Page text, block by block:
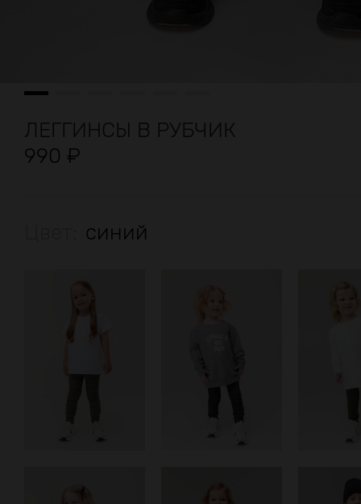
ЛЕГГИНСЫ В РУБЧИК
990 ₽
синий